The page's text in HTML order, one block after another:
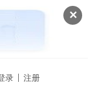
✕
录 注册